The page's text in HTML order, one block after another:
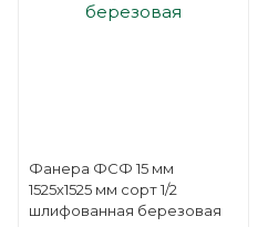
Фанера ФСФ 15 мм
1525х1525 мм сорт 1/2
шлифованная березовая